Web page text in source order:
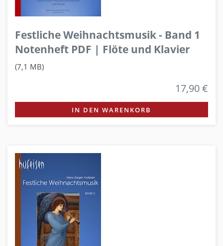
Festliche Weihnachtsmusik - Band 1
Notenheft PDF | Flöte und Klavier
(7,1 MB)
17,90 €
IN DEN WARENKORB